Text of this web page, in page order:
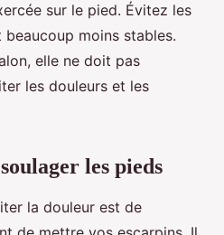
sur le pied. Évitez les
moins stables.
elle ne doit pas
les douleurs et les
les pieds
la douleur est de